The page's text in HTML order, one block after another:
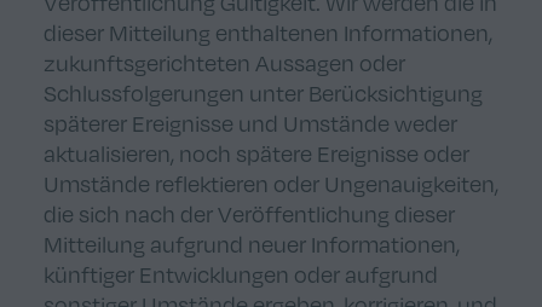
dieser Mitteilung enthaltenen Informationen,
zukunftsgerichteten Aussagen oder
Schlussfolgerungen unter Berücksichtigung
späterer Ereignisse und Umstände weder
aktualisieren, noch spätere Ereignisse oder
Umstände reflektieren oder Ungenauigkeiten,
die sich nach der Veröffentlichung dieser
Mitteilung aufgrund neuer Informationen,
künftiger Entwicklungen oder aufgrund